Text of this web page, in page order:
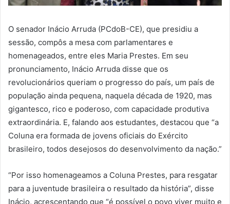
O senador Inácio Arruda (PCdoB-CE), que presidiu a
sessão, compôs a mesa com parlamentares e
homenageados, entre eles Maria Prestes. Em seu
pronunciamento, Inácio Arruda disse que os
revolucionários queriam o progresso do país, um país de
população ainda pequena, naquela década de 1920, mas
gigantesco, rico e poderoso, com capacidade produtiva
extraordinária. E, falando aos estudantes, destacou que “a
Coluna era formada de jovens oficiais do Exército
brasileiro, todos desejosos do desenvolvimento da nação.”
“Por isso homenageamos a Coluna Prestes, para resgatar
para a juventude brasileira o resultado da história”, disse
Inácio, acrescentando que “é possível o povo viver muito e